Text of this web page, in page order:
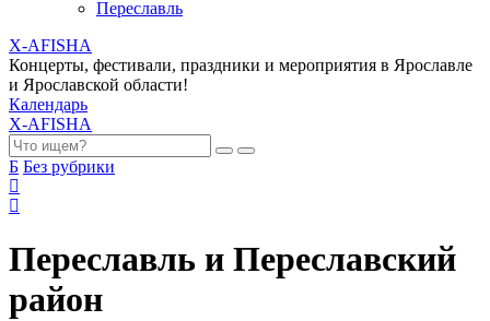
Переславль
X-AFISHA
Концерты, фестивали, праздники и мероприятия в Ярославле
и Ярославской области!
Календарь
X-AFISHA
Б Без рубрики
Переславль и Переславский
район